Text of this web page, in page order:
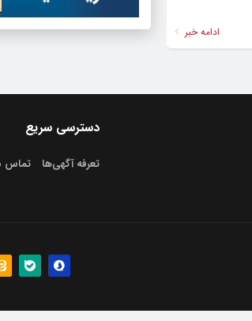
ادامه خبر
دسترسی سریع
تعرفه آگهی‌ها تماس